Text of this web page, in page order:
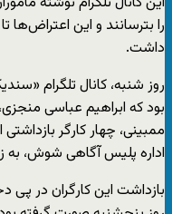
را بترسانند و این اعتراض‌ها
داشت.
روز شنبه، کانال تلگرام
بود که ابراهیم عباسی
ممبینی،‌ چهار کارگر
اداره پلیس آگاهی شوش، به
بازداشت این کارگران در